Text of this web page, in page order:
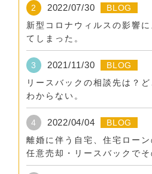
2 2022/07/30
BLOG
新型コロナウィルスの影響
てしまった。
3 2021/11/30
BLOG
リースバックの相談先は？
わからない。
4 2022/04/04
BLOG
離婚に伴う自宅、住宅ローン
任意売却・リースバックで
めに。